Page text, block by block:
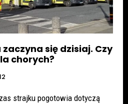
się dzisiaj. Czy
chorych?
strajku pogotowia dotyczą